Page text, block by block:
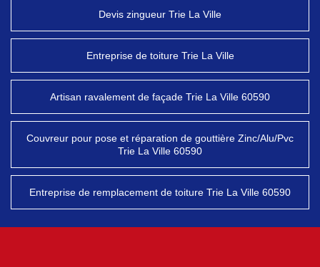
Devis zingueur Trie La Ville
Entreprise de toiture Trie La Ville
Artisan ravalement de façade Trie La Ville 60590
Couvreur pour pose et réparation de gouttière Zinc/Alu/Pvc
Trie La Ville 60590
Entreprise de remplacement de toiture Trie La Ville 60590